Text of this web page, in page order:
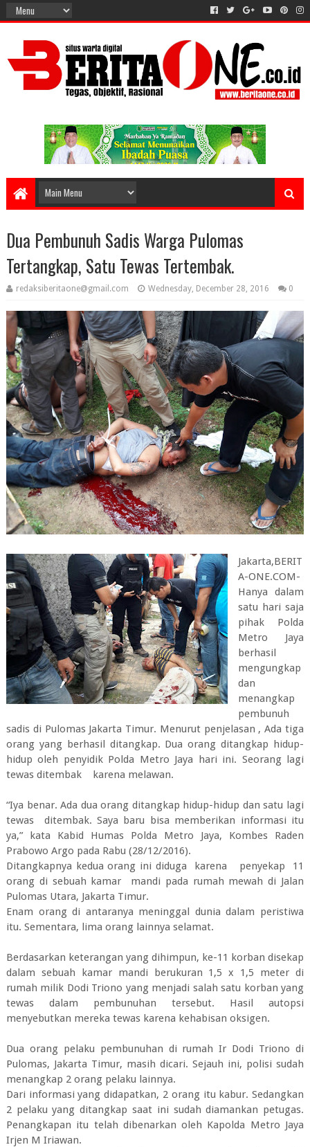
Dua Pembunuh Sadis Warga Pulomas
Tertangkap, Satu Tewas Tertembak.
redaksiberitaone@gmail.com Wednesday, December 28, 2016 0
Jakarta,BERIT
A-ONE.COM-
Hanya dalam
satu hari saja
pihak Polda
Metro Jaya
berhasil
mengungkap
dan
menangkap
pembunuh
sadis di Pulomas Jakarta Timur. Menurut penjelasan , Ada tiga
orang yang berhasil ditangkap. Dua orang ditangkap hidup-
hidup oleh penyidik Polda Metro Jaya hari ini. Seorang lagi
tewas ditembak karena melawan.
“Iya benar. Ada dua orang ditangkap hidup-hidup dan satu lagi
tewas ditembak. Saya baru bisa memberikan informasi itu
ya,” kata Kabid Humas Polda Metro Jaya, Kombes Raden
Prabowo Argo pada Rabu (28/12/2016).
Ditangkapnya kedua orang ini diduga karena penyekap 11
orang di sebuah kamar mandi pada rumah mewah di Jalan
Pulomas Utara, Jakarta Timur.
Enam orang di antaranya meninggal dunia dalam peristiwa
itu. Sementara, lima orang lainnya selamat.
Berdasarkan keterangan yang dihimpun, ke-11 korban disekap
dalam sebuah kamar mandi berukuran 1,5 x 1,5 meter di
rumah milik Dodi Triono yang menjadi salah satu korban yang
tewas dalam pembunuhan tersebut. Hasil autopsi
menyebutkan mereka tewas karena kehabisan oksigen.
Dua orang pelaku pembunuhan di rumah Ir Dodi Triono di
Pulomas, Jakarta Timur, masih dicari. Sejauh ini, polisi sudah
menangkap 2 orang pelaku lainnya.
Dari informasi yang didapatkan, 2 orang itu kabur. Sedangkan
2 pelaku yang ditangkap saat ini sudah diamankan petugas.
Penangkapan itu telah dibenarkan oleh Kapolda Metro Jaya
Irjen M Iriawan.